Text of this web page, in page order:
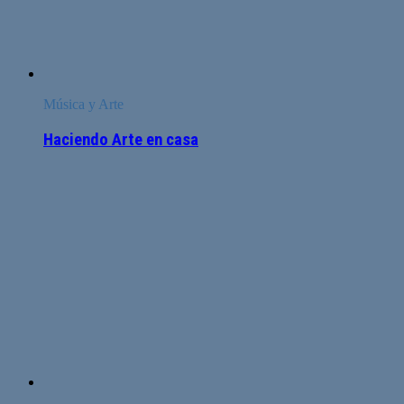
Música y Arte
Haciendo Arte en casa